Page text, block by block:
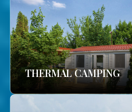
THERMAL CAMPING